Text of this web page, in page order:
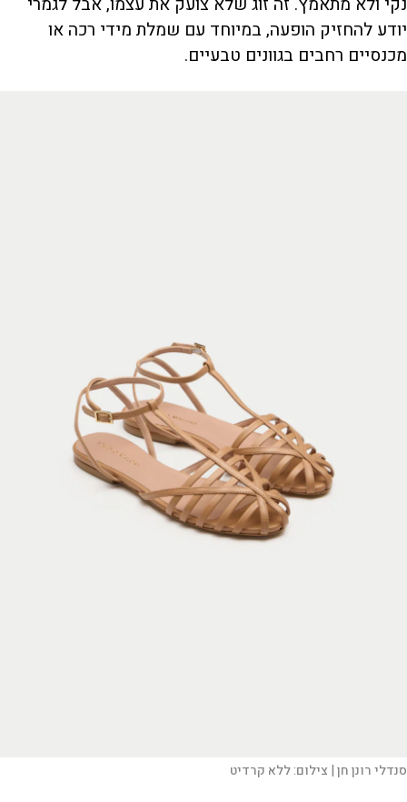
יודע להחזיק הופעה, במיוחד עם שמלת מידי רכה או
מכנסיים רחבים בגוונים טבעיים.
סנדלי רונן חן | צילום:ללא קרדיט